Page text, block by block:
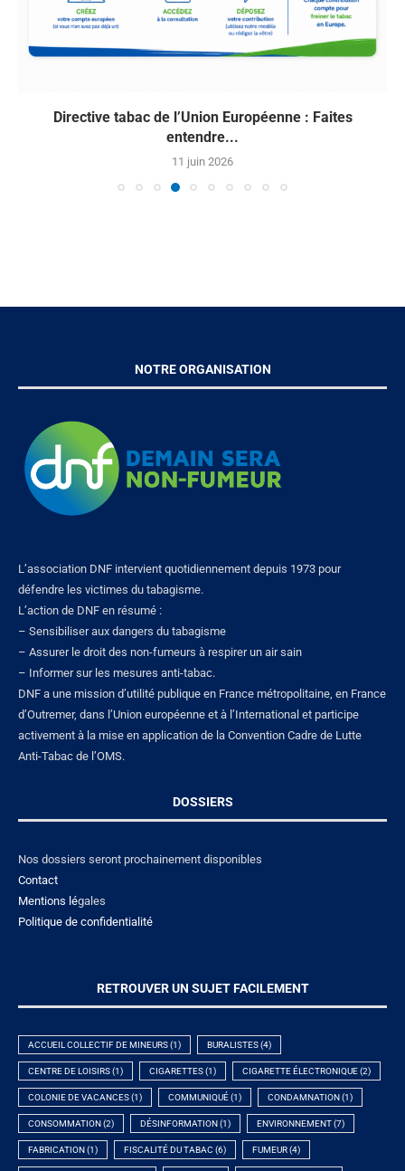
Directive tabac de l’Union Européenne : Faites
entendre...
11 juin 2026
NOTRE ORGANISATION
L’association DNF intervient quotidiennement depuis 1973 pour
défendre les victimes du tabagisme.
L’action de DNF en résumé :
– Sensibiliser aux dangers du tabagisme
– Assurer le droit des non-fumeurs à respirer un air sain
– Informer sur les mesures anti-tabac.
DNF a une mission d’utilité publique en France métropolitaine, en France
d’Outremer, dans l’Union européenne et à l’International et participe
activement à la mise en application de la Convention Cadre de Lutte
Anti-Tabac de l’OMS.
DOSSIERS
Nos dossiers seront prochainement disponibles
Contact
Mentions légales
Politique de confidentialité
RETROUVER UN SUJET FACILEMENT
ACCUEIL COLLECTIF DE MINEURS(1) BURALISTES(4)
CENTRE DE LOISIRS(1) CIGARETTES(1) CIGARETTE ÉLECTRONIQUE(2)
COLONIE DE VACANCES(1) COMMUNIQUÉ(1) CONDAMNATION(1)
CONSOMMATION(2) DÉSINFORMATION(1) ENVIRONNEMENT(7)
FABRICATION(1) FISCALITÉ DU TABAC (6) FUMEUR(4)